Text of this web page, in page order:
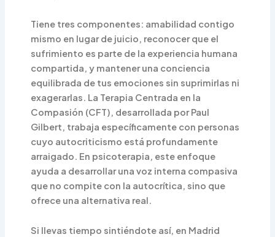
Tiene tres componentes: amabilidad contigo
mismo en lugar de juicio, reconocer que el
sufrimiento es parte de la experiencia humana
compartida, y mantener una conciencia
equilibrada de tus emociones sin suprimirlas ni
exagerarlas. La Terapia Centrada en la
Compasión (CFT), desarrollada por Paul
Gilbert, trabaja específicamente con personas
cuyo autocriticismo está profundamente
arraigado. En psicoterapia, este enfoque
ayuda a desarrollar una voz interna compasiva
que no compite con la autocrítica, sino que
ofrece una alternativa real.
Si llevas tiempo sintiéndote así, en Madrid